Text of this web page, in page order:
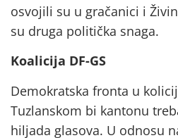
osvojili su u gračanici i
su druga politička snaga.
Koalicija DF-GS
Demokratska fronta u
Tuzlanskom bi kantonu
hiljada glasova. U odnosu